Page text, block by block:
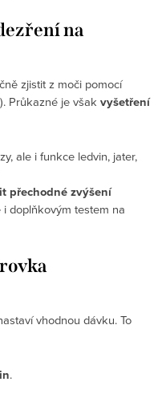
na
zjistit z moči pomocí
Průkazné je však vyšetření
ale i funkce ledvin, jater,
přechodné zvýšení
doplňkovým testem na
vhodnou dávku. To
.